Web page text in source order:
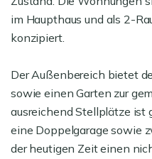
im Haupthaus und als 2-
konzipiert.
Der Außenbereich bietet
sowie einen Garten zur
ausreichend Stellplätze ist
eine Doppelgarage sowie
der heutigen Zeit einen